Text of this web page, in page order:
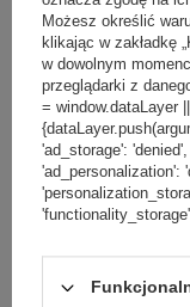
Kubek termiczny
Loop 2.0 470ml -
PROMOCJA PRZECENA
Możesz określić
klikając w zakładkę
w dowolnym
przeglądarki z
= window.dataLayer
'ad_storage':
'ad_personalization':